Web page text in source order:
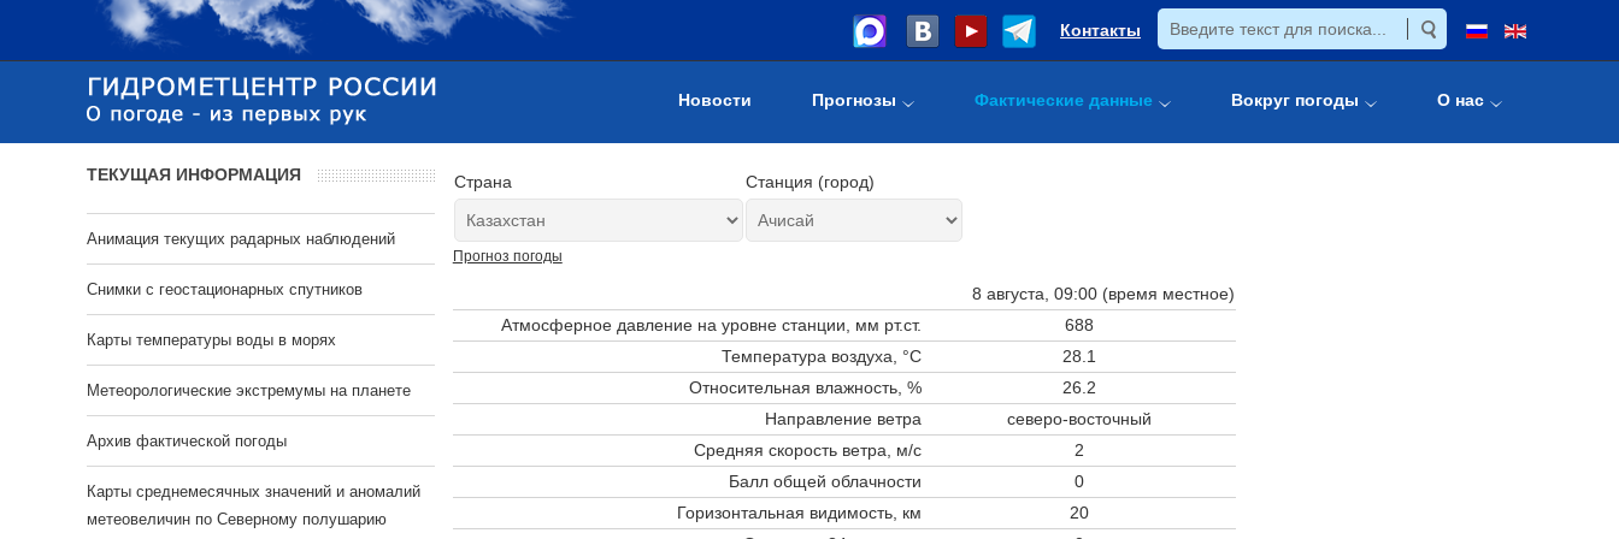
Контакты
Новости Прогнозы Фактические данные Вокруг погоды О нас
Страна Станция (город)
Прогноз погоды
8 августа, 09:00 (время местное)
Атмосферное давление на уровне станции, мм рт.ст.
688
Температура воздуха, °C
28.1
Относительная влажность, %
26.2
Направление ветра
северо-восточный
Средняя скорость ветра, м/с
2
Балл общей облачности
0
Горизонтальная видимость, км
20
ТЕКУЩАЯ ИНФОРМАЦИЯ
Анимация текущих радарных наблюдений
Cнимки с геостационарных спутников
Карты температуры воды в морях
Метеорологические экстремумы на планете
Архив фактической погоды
Карты среднемесячных значений и аномалий
метеовеличин по Северному полушарию